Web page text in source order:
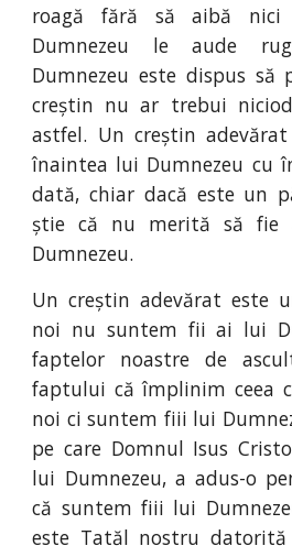
roagă fără să aibă nici
Dumnezeu le aude
Dumnezeu este dispus să
creștin nu ar trebui
astfel. Un creștin
înaintea lui Dumnezeu cu
dată, chiar dacă este un
știe că nu merită să fie
Dumnezeu.
Un creștin adevărat este
noi nu suntem fii ai lui
faptelor noastre de
faptului că împlinim ceea
noi ci suntem fiii lui
pe care Domnul Isus
lui Dumnezeu, a adus-o
că suntem fiii lui
este Tatăl nostru